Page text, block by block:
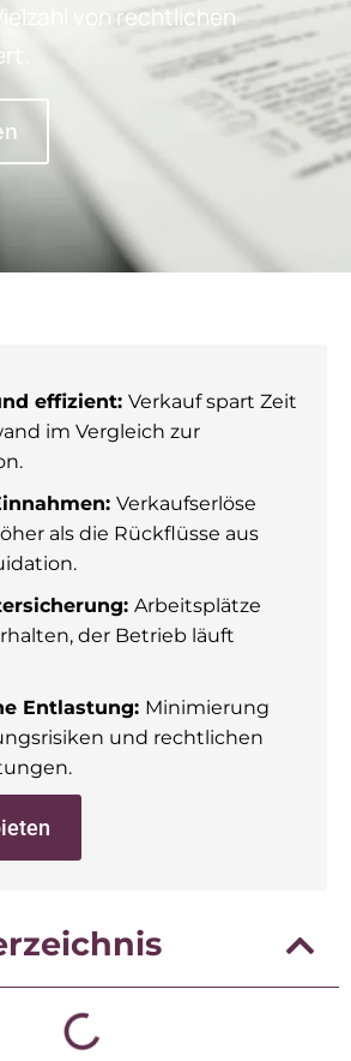
von rechtlichen
effizient: Verkauf spart Zeit
im Vergleich zur
Verkaufserlöse
als die Rückflüsse aus
Arbeitsplätze
der Betrieb läuft
Entlastung: Minimierung
und rechtlichen